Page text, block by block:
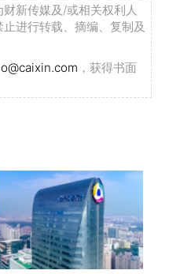
新传媒及/或相关权利人
进行转载、摘编、复制及
，获得书面